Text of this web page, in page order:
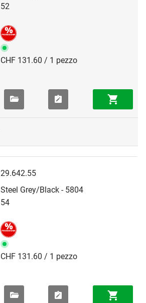
52
CHF 131.60 / 1 pezzo
29.642.55
Steel Grey/Black - 5804
54
CHF 131.60 / 1 pezzo